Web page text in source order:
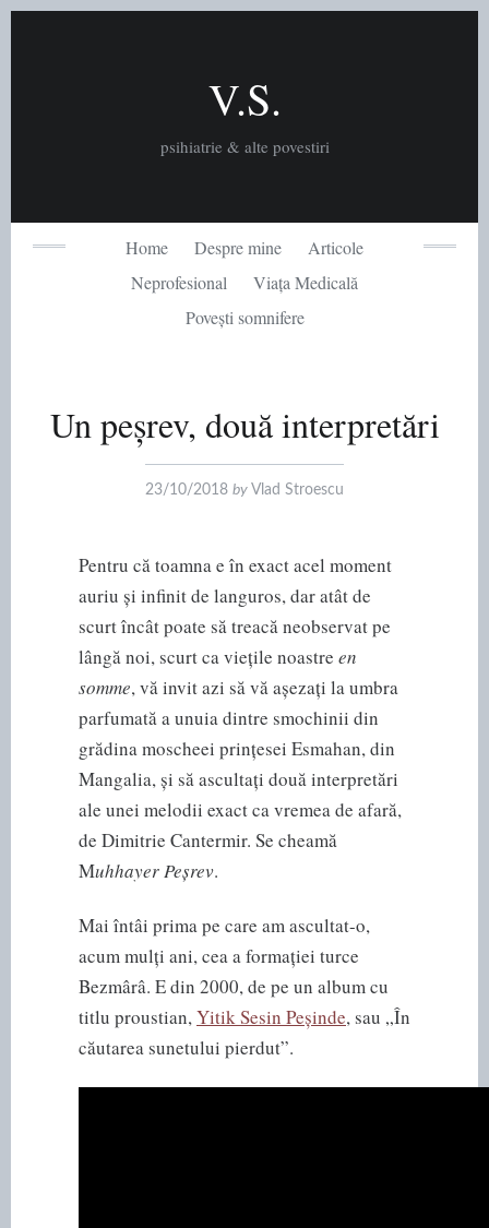
V.S.
psihiatrie & alte povestiri
Home Despre mine
Articole
Neprofesional
Viața Medicală
Povești somnifere
Un peșrev, două interpretări
23/10/2018 by Vlad Stroescu
Pentru că toamna e în exact acel moment
auriu și infinit de languros, dar atât de
scurt încât poate să treacă neobservat pe
lângă noi, scurt ca viețile noastre en
somme, vă invit azi să vă așezați la umbra
parfumată a unuia dintre smochinii din
grădina moscheei prințesei Esmahan, din
Mangalia, și să ascultați două interpretări
ale unei melodii exact ca vremea de afară,
de Dimitrie Cantermir. Se cheamă
Muhhayer Peșrev.
Mai întâi prima pe care am ascultat-o,
acum mulți ani, cea a formației turce
Bezmârâ. E din 2000, de pe un album cu
titlu proustian,Yitik Sesin Peșinde, sau „În
căutarea sunetului pierdut”.